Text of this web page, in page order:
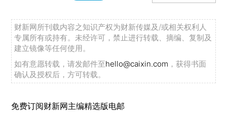
财新网所刊载内容之知识产权为财新传媒及/或相关权利人
专属所有或持有。未经许可，禁止进行转载、摘编、复制及
建立镜像等任何使用。
如有意愿转载，请发邮件至hello@caixin.com ，获得书面
确认及授权后，方可转载。
免费订阅财新网主编精选版电邮